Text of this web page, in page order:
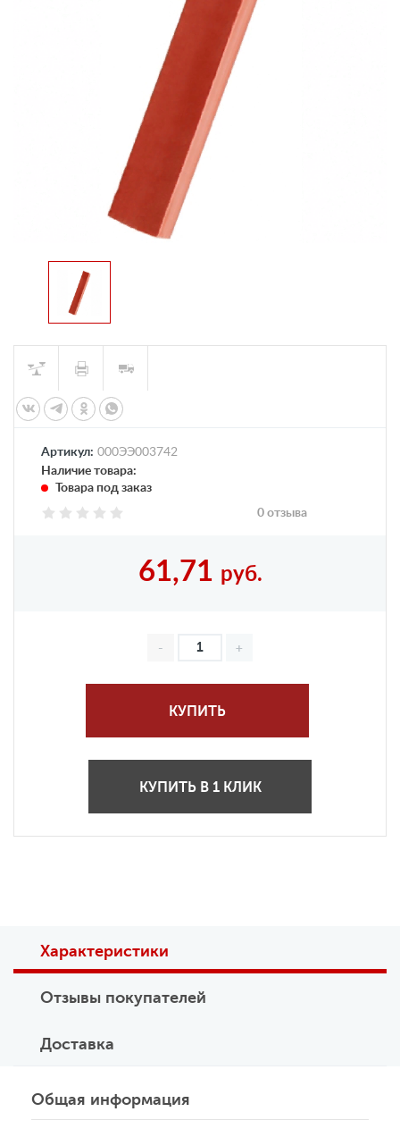
Артикул: 000ЭЭ003742
Наличие товара:
Товара под заказ
0 отзыва
61,71 руб.
КУПИТЬ
КУПИТЬ В 1 КЛИК
Характеристики
Отзывы покупателей
Доставка
Общая информация